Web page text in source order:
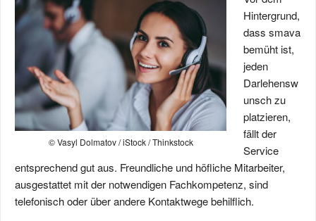
© Vasyl Dolmatov / iStock / Thinkstock
Hintergrund,
dass smava
bemüht ist,
jeden
Darlehensw
unsch zu
platzieren,
fällt der
Service
entsprechend gut aus. Freundliche und höfliche Mitarbeiter,
ausgestattet mit der notwendigen Fachkompetenz, sind
telefonisch oder über andere Kontaktwege behilflich.